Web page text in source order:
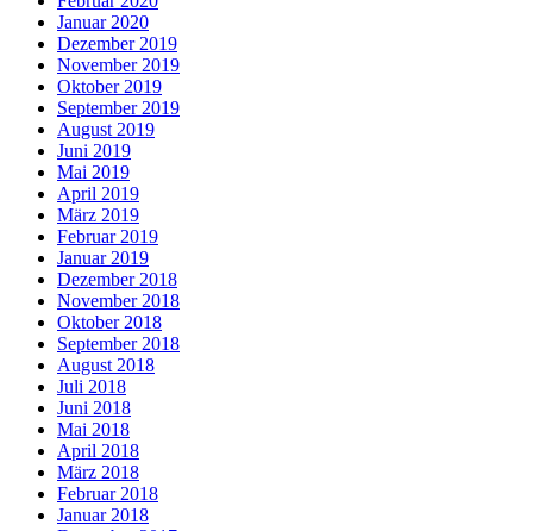
Januar 2020
Dezember 2019
November 2019
Oktober 2019
September 2019
August 2019
Juni 2019
Mai 2019
April 2019
März 2019
Februar 2019
Januar 2019
Dezember 2018
November 2018
Oktober 2018
September 2018
August 2018
Juli 2018
Juni 2018
Mai 2018
April 2018
März 2018
Februar 2018
Januar 2018